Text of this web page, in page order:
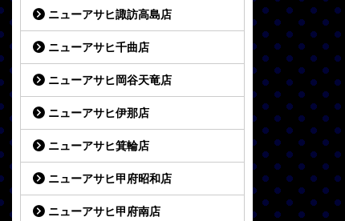
ニューアサヒ諏訪高島店
ニューアサヒ千曲店
ニューアサヒ岡谷天竜店
ニューアサヒ伊那店
ニューアサヒ箕輪店
ニューアサヒ甲府昭和店
ニューアサヒ甲府南店